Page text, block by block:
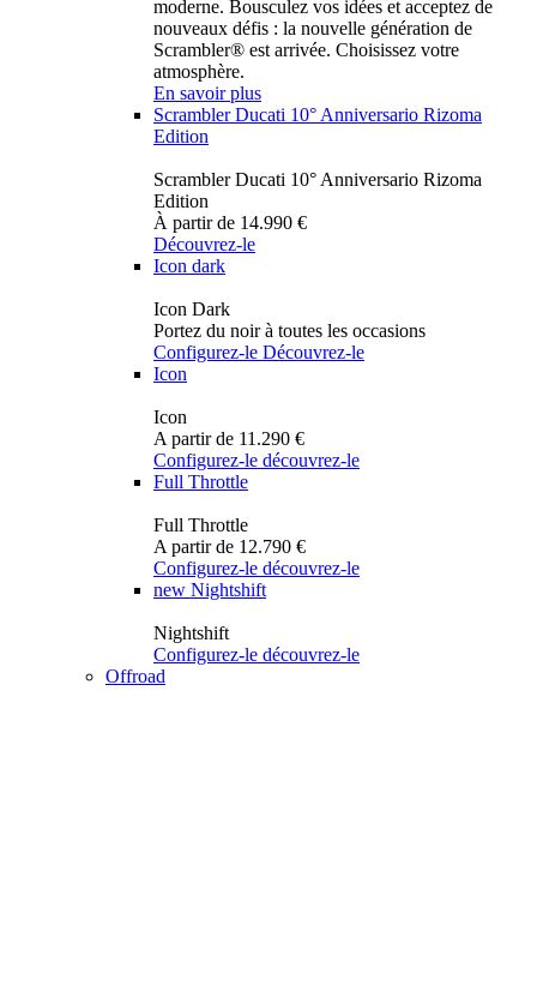
moderne. Bousculez vos idées et acceptez de
nouveaux défis : la nouvelle génération de
Scrambler® est arrivée. Choisissez votre
atmosphère.
En savoir plus
Scrambler Ducati 10° Anniversario Rizoma
Edition
Scrambler Ducati 10° Anniversario Rizoma
Edition
À partir de 14.990 €
Découvrez-le
Icon dark
Icon Dark
Portez du noir à toutes les occasions
Configurez-le Découvrez-le
Icon
Icon
A partir de 11.290 €
Configurez-le découvrez-le
Full Throttle
Full Throttle
A partir de 12.790 €
Configurez-le découvrez-le
new Nightshift
Nightshift
Configurez-le découvrez-le
Offroad